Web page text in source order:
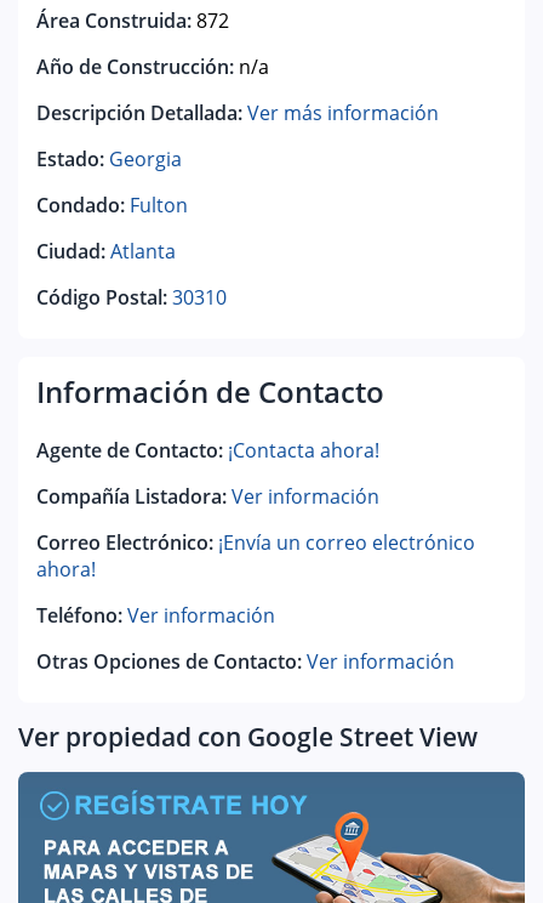
Área Construida:872
Año de Construcción: n/a
Descripción Detallada:Ver más información
Estado: Georgia
Condado: Fulton
Ciudad:Atlanta
Código Postal:30310
Información de Contacto
Agente de Contacto: ¡Contacta ahora!
Compañía Listadora:Ver información
Correo Electrónico: ¡Envía un correo electrónico
ahora!
Teléfono:Ver información
Otras Opciones de Contacto:Ver información
Ver propiedad con Google Street View